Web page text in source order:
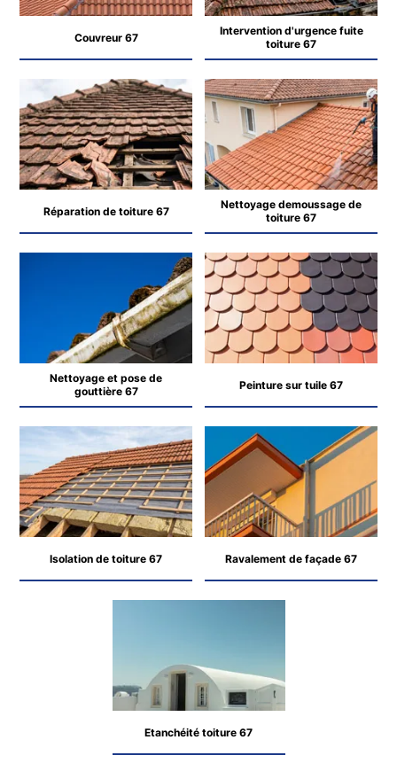
Couvreur 67
Intervention d'urgence fuite
toiture 67
Réparation de toiture 67
Nettoyage demoussage de
toiture 67
Nettoyage et pose de
gouttière 67
Peinture sur tuile 67
Isolation de toiture 67 Ravalement de façade 67
Etanchéité toiture 67